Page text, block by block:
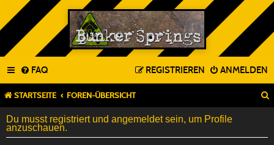
FAQ ANMELDEN
REGISTRIEREN
STARTSEITE FOREN-ÜBERSICHT
Du musst registriert und angemeldet sein, um Profile
anzuschauen.